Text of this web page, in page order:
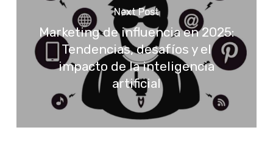
Next Post
Marketing de influencia en 2025:
Tendencias, desafíos y el
impacto de la inteligencia
artificial